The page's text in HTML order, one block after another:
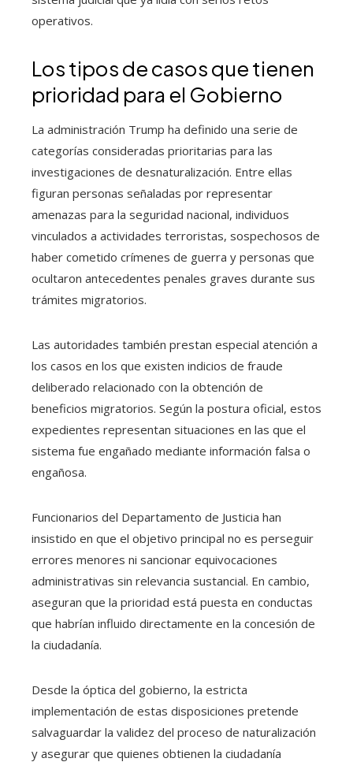
operativos.
Los tipos de casos que tienen
prioridad para el Gobierno
La administración Trump ha definido una serie de
categorías consideradas prioritarias para las
investigaciones de desnaturalización. Entre ellas
figuran personas señaladas por representar
amenazas para la seguridad nacional, individuos
vinculados a actividades terroristas, sospechosos de
haber cometido crímenes de guerra y personas que
ocultaron antecedentes penales graves durante sus
trámites migratorios.
Las autoridades también prestan especial atención a
los casos en los que existen indicios de fraude
deliberado relacionado con la obtención de
beneficios migratorios. Según la postura oficial, estos
expedientes representan situaciones en las que el
sistema fue engañado mediante información falsa o
engañosa.
Funcionarios del Departamento de Justicia han
insistido en que el objetivo principal no es perseguir
errores menores ni sancionar equivocaciones
administrativas sin relevancia sustancial. En cambio,
aseguran que la prioridad está puesta en conductas
que habrían influido directamente en la concesión de
la ciudadanía.
Desde la óptica del gobierno, la estricta
implementación de estas disposiciones pretende
salvaguardar la validez del proceso de naturalización
y asegurar que quienes obtienen la ciudadanía